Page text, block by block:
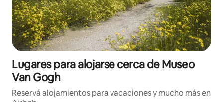
Lugares para alojarse cerca de Museo
Van Gogh
Reservá alojamientos para vacaciones y mucho más en